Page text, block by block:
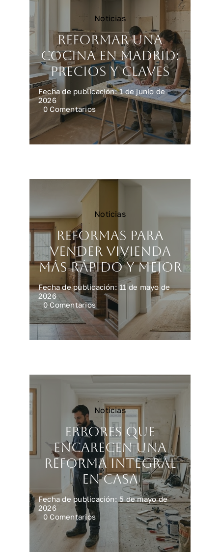
Noticias
Reformar una
cocina en Madrid:
precios y claves
Fecha de publicación: 1 de junio de
2026
0 Comentarioson
Reformar
una
cocina
en
claves
Noticias
Reformas para
vender vivienda
más rápido y mejor
Fecha de publicación: 11 de mayo de
2026
0 Comentarioson
Reformas
para
vender
vivienda
mejor
Noticias
Errores que
encarecen una
reforma integral
en casa
Fecha de publicación: 5 de mayo de
2026
0 Comentarioson
Errores
que
encarecen
una